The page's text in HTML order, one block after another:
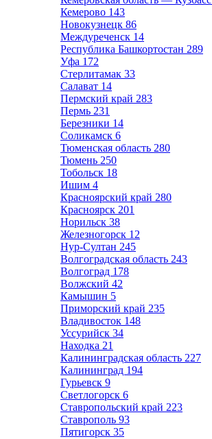
Кемерово 143
Новокузнецк 86
Междуреченск 14
Республика Башкортостан 289
Уфа 172
Стерлитамак 33
Салават 14
Пермский край 283
Пермь 231
Березники 14
Соликамск 6
Тюменская область 280
Тюмень 250
Тобольск 18
Ишим 4
Красноярский край 280
Красноярск 201
Норильск 38
Железногорск 12
Нур-Султан 245
Волгоградская область 243
Волгоград 178
Волжский 42
Камышин 5
Приморский край 235
Владивосток 148
Уссурийск 34
Находка 21
Калининградская область 227
Калининград 194
Гурьевск 9
Светлогорск 6
Ставропольский край 223
Ставрополь 93
Пятигорск 35